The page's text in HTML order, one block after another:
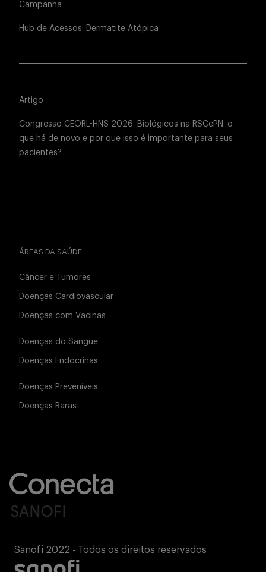
Campanha
Hub de Acessos: Dermatite Atópica
Artigo
Congresso CEORL-HNS 2026: Biológicos na RSCcPN: o
que há de novo e por que isso é importante para seus
pacientes?
ÁREAS DA SAÚDE
Câncer e Tumores
Doenças Cardiovascular
Doenças com Vacinas
Doenças do Sangue
Doenças Endócrinas
Doenças Preveníveis
Doenças Raras
Sanofi 2022 - Todos os direitos reservados